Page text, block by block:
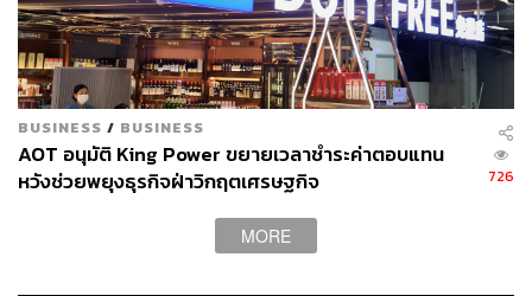
BUSINESS / BUSINESS
AOT อนุมัติ King Power ขยายเวลาชำระค่าตอบแทน
หวังช่วยพยุงธุรกิจฝ่าวิกฤตเศรษฐกิจ
726
MORE